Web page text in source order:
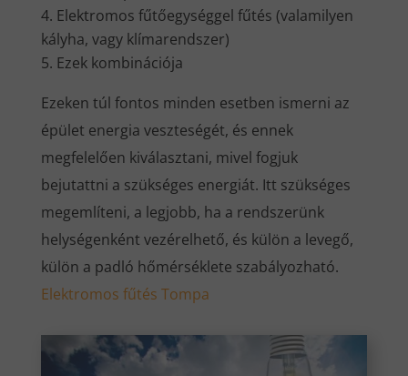
Elektromos fűtőegységgel fűtés (valamilyen
kályha, vagy klímarendszer)
Ezek kombinációja
Ezeken túl fontos minden esetben ismerni az
épület energia veszteségét, és ennek
megfelelően kiválasztani, mivel fogjuk
bejutattni a szükséges energiát. Itt szükséges
megemlíteni, a legjobb, ha a rendszerünk
helységenként vezérelhető, és külön a levegő,
külön a padló hőmérséklete szabályozható.
Elektromos fűtés Tompa